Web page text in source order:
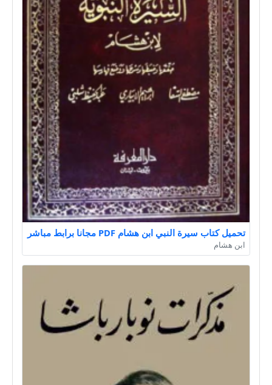
تحميل كتاب سيرة النبي ابن هشام PDF مجانا برابط مباشر
ابن هشام